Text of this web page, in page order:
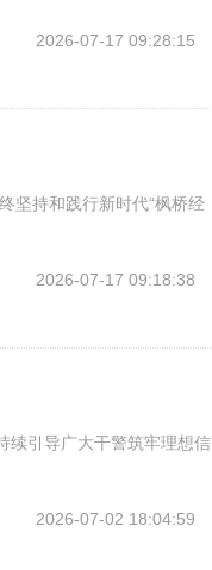
2026-07-17 09:28:15
坚持和践行新时代“枫桥经
2026-07-17 09:18:38
续引导广大干警筑牢理想信
2026-07-02 18:04:59